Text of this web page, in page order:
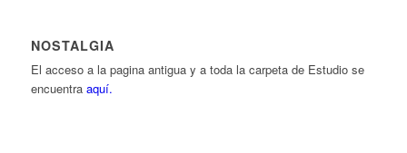
NOSTALGIA
El acceso a la pagina antigua y a toda la carpeta de Estudio se
encuentra aquí.